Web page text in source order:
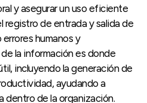
y asegurar un uso eficiente
de entrada y salida de
humanos y
la información es donde
incluyendo la generación de
ayudando a
dentro de la organización.